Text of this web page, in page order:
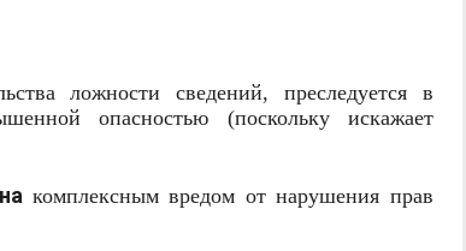
ложности сведений, преследуется в
опасностью (поскольку искажает
комплексным вредом от нарушения прав